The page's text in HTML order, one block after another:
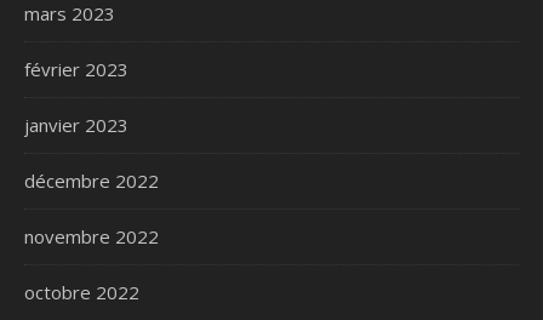
mars 2023
février 2023
janvier 2023
décembre 2022
novembre 2022
octobre 2022